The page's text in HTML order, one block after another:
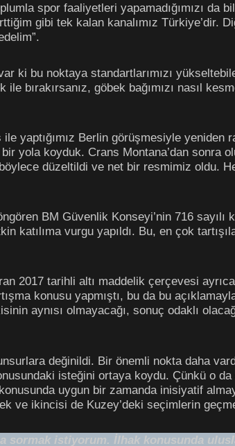
spor faaliyetleri yapamadığımızı da
gibi tek kalan kanalımız Türkiye’dir.
ki bu noktaya standartlarımızı
bırakırsanız, göbek bağımızı nasıl
yaptığımız Berlin görüşmesiyle yeniden
yola koyduk. Crans Montana’dan sonra
düzeltildi ve net bir resmimiz oldu.
BM Güvenlik Konseyi’nin 716 sayılı
katılıma vurgu yapıldı. Bu, en çok
2017 tarihli altı maddelik çerçevesi
konusu yapmıştı, bu da bu
aynısı olmayacağı, sonuç odaklı
değinildi. Bir önemli nokta daha
isteğini ortaya koydu. Çünkü o
uygun bir zamanda inisiyatif
ve ikincisi de Kuzey’deki seçimlerin
sormak istiyorum. İlhak konusunda